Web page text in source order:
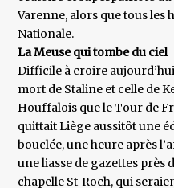
Varenne, alors que tous les
Nationale.
La Meuse qui tombe du ciel
Difficile à croire
mort de Staline et celle de
Houffalois que le Tour de
quittait Liège aussitôt une
bouclée, une heure après
une liasse de gazettes près
chapelle St-Roch, qui